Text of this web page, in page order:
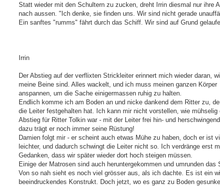
Statt wieder mit den Schultern zu zucken, dreht Irrin diesmal nur ihre
nach aussen. "Ich denke, sie finden uns. Wir sind nicht gerade
Ein sanftes "rumms" fährt durch das Schiff. Wir sind auf Grund
Irrin
Der Abstieg auf der verflixten Strickleiter erinnert mich wieder daran,
meine Beine sind. Alles wackelt, und ich muss meinen ganzen Körper
anspannen, um die Sache einigermassen ruhig zu halten.
Endlich komme ich am Boden an und nicke dankend dem Ritter zu,
die Leiter festgehalten hat. Ich kann mir nicht vorstellen, wie mühselig
Abstieg für Ritter Tolkin war - mit der Leiter frei hin- und
dazu trägt er noch immer seine Rüstung!
Damien folgt mir - er scheint auch etwas Mühe zu haben, doch er ist
leichter, und dadurch schwingt die Leiter nicht so. Ich verdränge erst
Gedanken, dass wir später wieder dort hoch steigen müssen.
Einige der Matrosen sind auch heruntergekommen und umrunden das
Von so nah sieht es noch viel grösser aus, als ich dachte. Es ist ein
beeindruckendes Konstrukt. Doch jetzt, wo es ganz zu Boden